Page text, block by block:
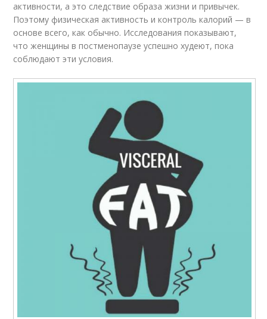
активности, а это следствие образа жизни и привычек.
Поэтому физическая активность и контроль калорий — в
основе всего, как обычно. Исследования показывают,
что женщины в постменопаузе успешно худеют, пока
соблюдают эти условия.